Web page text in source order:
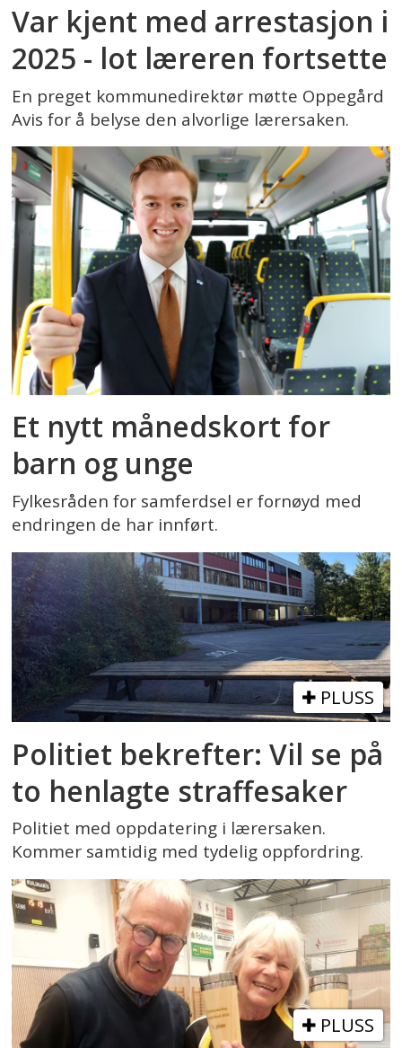
Var kjent med arrestasjon i
2025 - lot læreren fortsette
En preget kommunedirektør møtte Oppegård
Avis for å belyse den alvorlige lærersaken.
Et nytt månedskort for
barn og unge
Fylkesråden for samferdsel er fornøyd med
endringen de har innført.
PLUSS
Politiet bekrefter: Vil se på
to henlagte straffesaker
Politiet med oppdatering i lærersaken.
Kommer samtidig med tydelig oppfordring.
PLUSS